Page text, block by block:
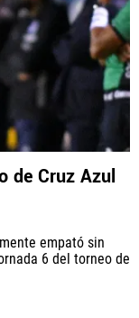
de Cruz Azul
empató sin
6 del torneo de